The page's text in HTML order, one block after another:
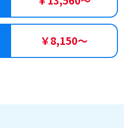
￥8,150～